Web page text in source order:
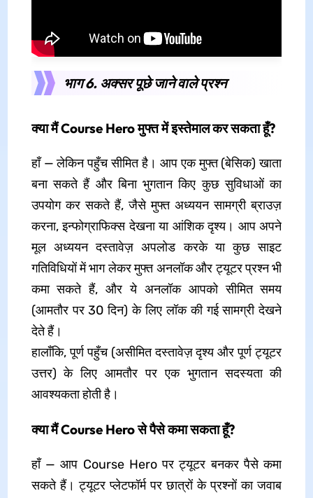
भाग 6. अक्सर पूछे जाने वाले प्रश्न
क्या मैं Course Hero मुफ्त में इस्तेमाल कर सकता हूँ?
हाँ — लेकिन पहुँच सीमित है। आप एक मुफ्त (बेसिक) खाता
बना सकते हैं और बिना भुगतान किए कुछ सुविधाओं का
उपयोग कर सकते हैं, जैसे मुफ्त अध्ययन सामग्री ब्राउज़
करना, इन्फोग्राफिक्स देखना या आंशिक दृश्य। आप अपने
मूल अध्ययन दस्तावेज़ अपलोड करके या कुछ साइट
गतिविधियों में भाग लेकर मुफ्त अनलॉक और ट्यूटर प्रश्न भी
कमा सकते हैं, और ये अनलॉक आपको सीमित समय
(आमतौर पर 30 दिन) के लिए लॉक की गई सामग्री देखने
देते हैं।
हालाँकि, पूर्ण पहुँच (असीमित दस्तावेज़ दृश्य और पूर्ण ट्यूटर
उत्तर) के लिए आमतौर पर एक भुगतान सदस्यता की
आवश्यकता होती है।
क्या मैं Course Hero से पैसे कमा सकता हूँ?
हाँ — आप Course Hero पर ट्यूटर बनकर पैसे कमा
सकते हैं। ट्यूटर प्लेटफॉर्म पर छात्रों के प्रश्नों का जवाब